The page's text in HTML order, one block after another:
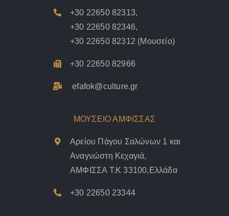
+30 22650 82313,
+30 22650 82346,
+30 22650 82312 (Μουσείο)
+30 22650 82966
efafok@culture.gr
ΜΟΥΣΕΙΟ ΑΜΦΙΣΣΑΣ
Αρείου Πάγου Σαλώνων 1 και
Αναγνώστη Κεχαγιά,
ΑΜΦΙΣΣΑ Τ.Κ 33100,Ελλάδα
+30 22650 23344